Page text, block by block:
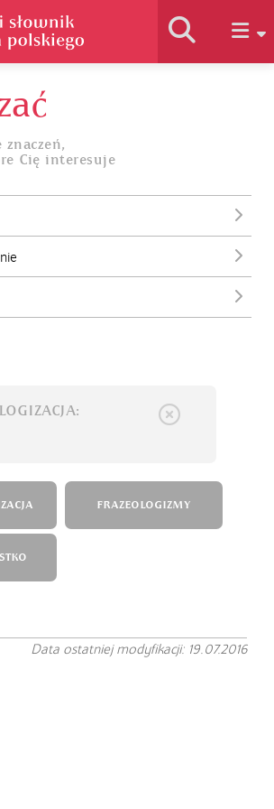
Historia słownika
Jak korzystać
znaczeń,
Cię interesuje
FRAZEOLOGIZMY
Data ostatniej modyfikacji: 19.07.2016